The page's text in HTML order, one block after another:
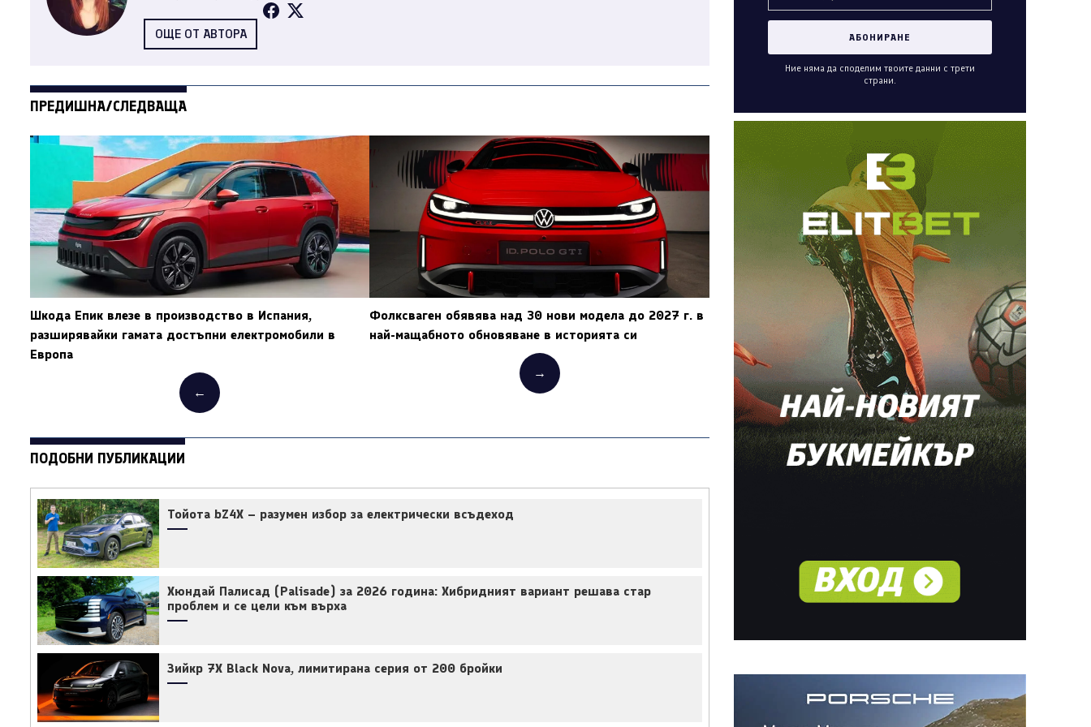
ОЩЕ ОТ АВТОРА
ПРЕДИШНА/СЛЕДВАЩА
Шкода Епик влезе в производство в Испания,
разширявайки гамата достъпни електромобили в
Европа
←
Фолксваген обявява над 30 нови модела до 2027 г. в
най-мащабното обновяване в историята си
→
ПОДОБНИ ПУБЛИКАЦИИ
Тойота bZ4X – разумен избор за електрически всъдеход
Хюндай Палисад (Palisade) за 2026 година: Хибридният вариант решава стар
проблем и се цели към върха
Зийкр 7X Black Nova, лимитирана серия от 200 бройки
Ние няма да споделим твоите данни с трети
страни.